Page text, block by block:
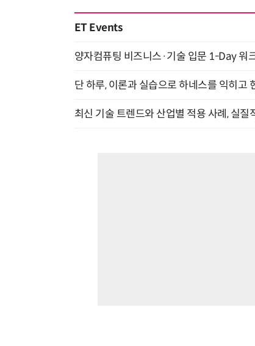
ET Events
양자컴퓨팅 비즈니스·기술 입문 1-Day 워
단 하루, 이론과 실습으로 하네스를 익히
최신 기술 트렌드와 산업별 적용 사례, 실